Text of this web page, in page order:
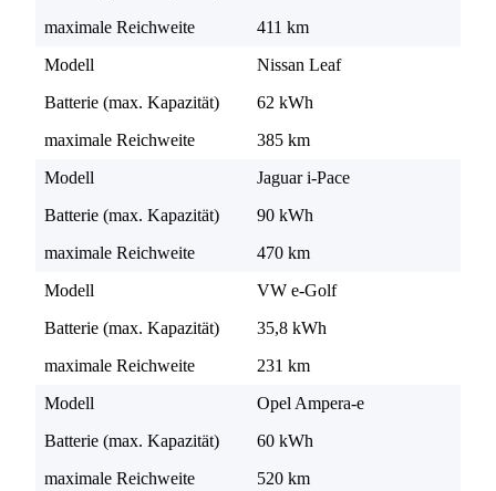
maximale Reichweite
411 km
Modell
Nissan Leaf
Batterie (max. Kapazität)
62 kWh
maximale Reichweite
385 km
Modell
Jaguar i-Pace
Batterie (max. Kapazität)
90 kWh
maximale Reichweite
470 km
Modell
VW e-Golf
Batterie (max. Kapazität)
35,8 kWh
maximale Reichweite
231 km
Modell
Opel Ampera-e
Batterie (max. Kapazität)
60 kWh
maximale Reichweite
520 km